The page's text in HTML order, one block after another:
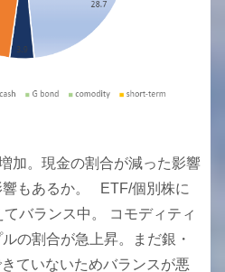
加。現金の割合が減った影響
もあるか。 ETF/個別株に
バランス中。 コモディティ
の割合が急上昇。まだ銀・
ていないためバランスが悪